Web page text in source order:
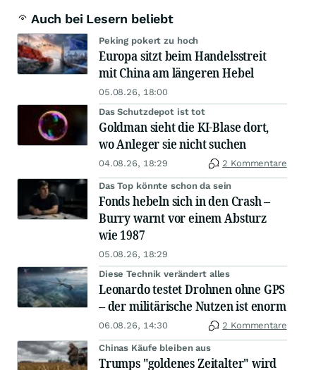
Auch bei Lesern beliebt
Peking pokert zu hoch
Europa sitzt beim Handelsstreit
mit China am längeren Hebel
05.08.26, 18:00
Das Schutzdepot ist tot
Goldman sieht die KI-Blase dort,
wo Anleger sie nicht suchen
04.08.26, 18:29 2 Kommentare
Das Top könnte schon da sein
Fonds hebeln sich in den Crash –
Burry warnt vor einem Absturz
wie 1987
05.08.26, 18:29
Diese Technik verändert alles
Leonardo testet Drohnen ohne GPS
– der militärische Nutzen ist enorm
06.08.26, 14:30 2 Kommentare
Chinas Käufe bleiben aus
Trumps "goldenes Zeitalter" wird